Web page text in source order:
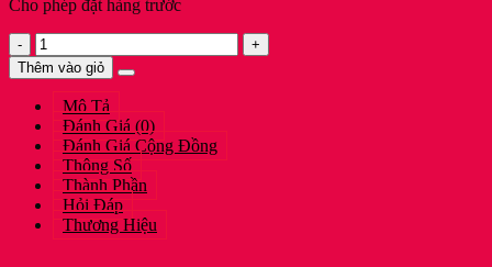
Cho phép đặt hàng trước
Dr
Melaxin
[Combo
4]
Dưỡng
Sáng,
Hỗ
Trợ
Cải
Thiện
Thêm vào giỏ
Mô Tả
Đánh Giá (0)
Đánh Giá Cộng Đồng
Thông Số
Thành Phần
Hỏi Đáp
Thương Hiệu